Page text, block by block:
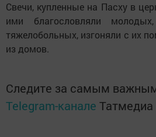
Свечи, купленные на Пасху в
ими благословляли
тяжелобольных, изгоняли с их
из домов.
Следите за самым
Telegram-канале Татмедиа